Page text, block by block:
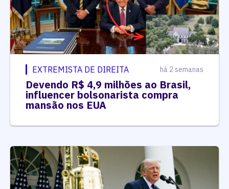
EXTREMISTA DE DIREITA há 2 semanas
Devendo R$ 4,9 milhões ao Brasil,
influencer bolsonarista compra
mansão nos EUA